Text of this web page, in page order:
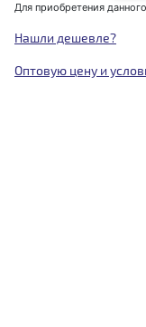
Для приобретения
Нашли дешевле?
Оптовую цену и